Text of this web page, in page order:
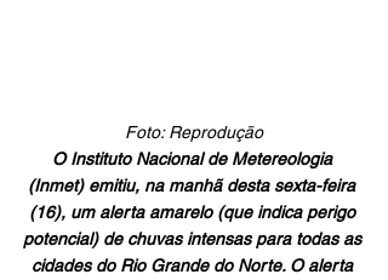
Foto: Reprodução
O Instituto Nacional de Metereologia
(Inmet) emitiu, na manhã desta sexta-feira
(16), um alerta amarelo (que indica perigo
potencial) de chuvas intensas para todas as
cidades do Rio Grande do Norte. O alerta